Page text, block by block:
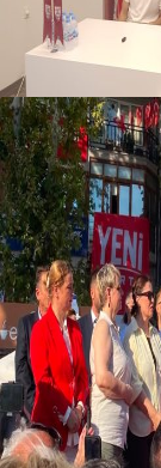
düşündük
Yeni Parti
06 Ağustos 2026
Anasayfa/Gündem
hemşerim!